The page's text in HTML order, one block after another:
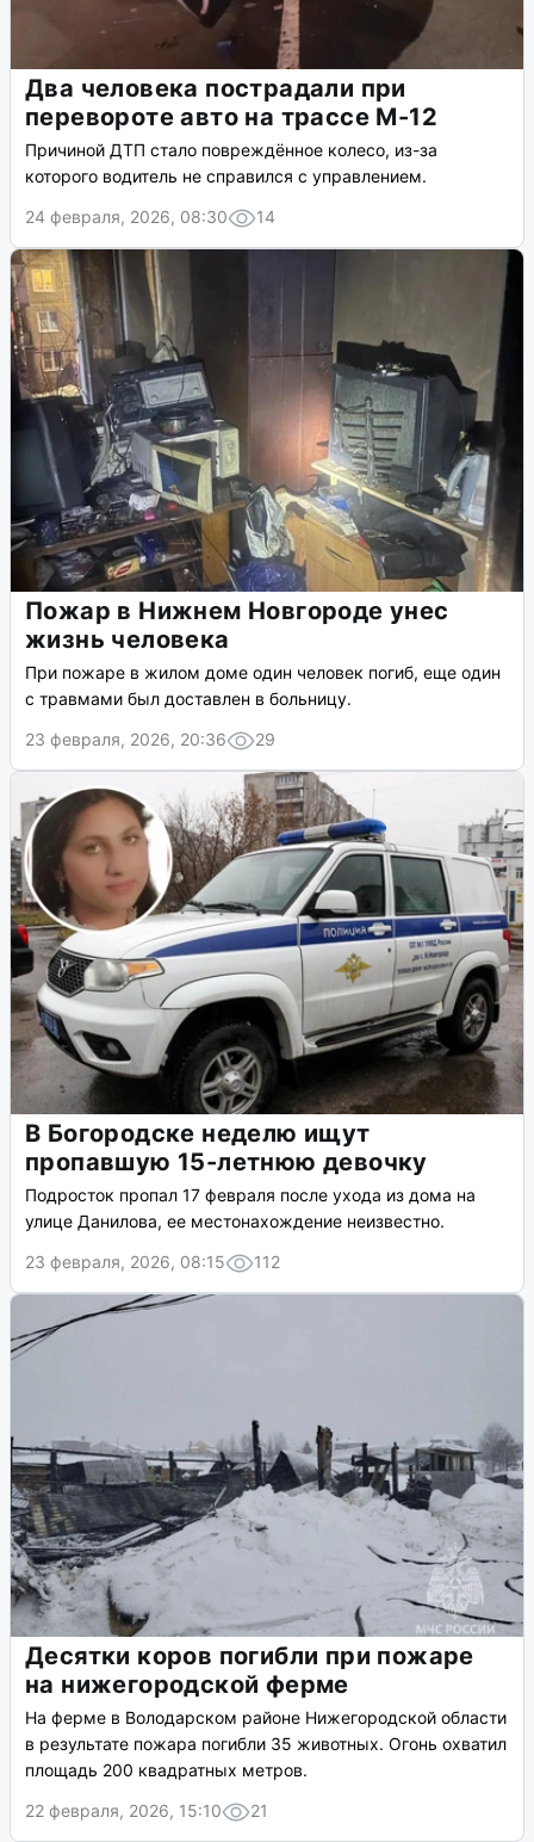
Два человека пострадали при
перевороте авто на трассе М-12
Причиной ДТП стало повреждённое колесо, из-за
которого водитель не справился с управлением.
24 февраля, 2026, 08:30
14
Пожар в Нижнем Новгороде унес
жизнь человека
При пожаре в жилом доме один человек погиб, еще один
с травмами был доставлен в больницу.
23 февраля, 2026, 20:36
29
В Богородске неделю ищут
пропавшую 15-летнюю девочку
Подросток пропал 17 февраля после ухода из дома на
улице Данилова, ее местонахождение неизвестно.
23 февраля, 2026, 08:15
112
Десятки коров погибли при пожаре
на нижегородской ферме
На ферме в Володарском районе Нижегородской области
в результате пожара погибли 35 животных. Огонь охватил
площадь 200 квадратных метров.
22 февраля, 2026, 15:10
21